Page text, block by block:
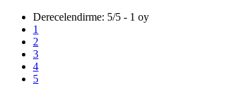
Derecelendirme: 5/5 - 1 oy
1
2
3
4
5